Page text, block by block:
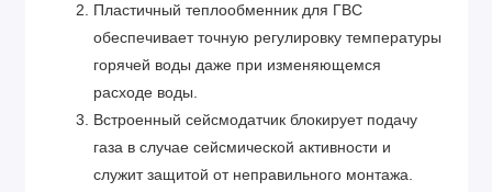
Пластичный теплообменник для ГВС
обеспечивает точную регулировку температуры
горячей воды даже при изменяющемся
расходе воды.
Встроенный сейсмодатчик блокирует подачу
газа в случае сейсмической активности и
служит защитой от неправильного монтажа.